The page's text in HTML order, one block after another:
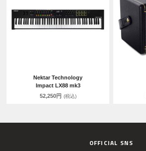
Nektar Technology
Impact LX88 mk3
52,250円 (税込)
OFFICIAL SNS